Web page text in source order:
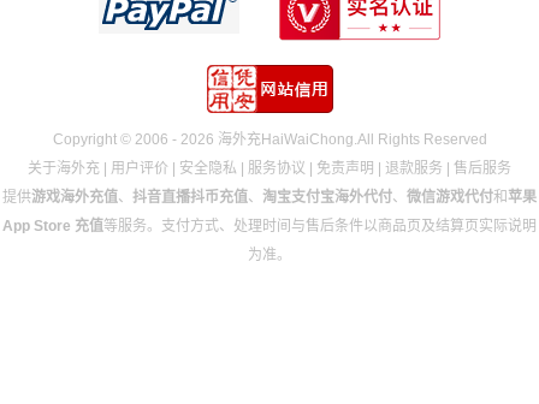
Copyright © 2006 - 2026 海外充HaiWaiChong.All Rights Reserved
关于海外充
用户评价 安全隐私 服务协议 免责声明 退款服务
售后服务
提供游戏海外充值、 抖音直播抖币充值、 淘宝支付宝海外代付、 微信游戏代付和 苹果
App Store 充值等服务。支付方式、处理时间与售后条件以商品页及结算页实际说明
为准。